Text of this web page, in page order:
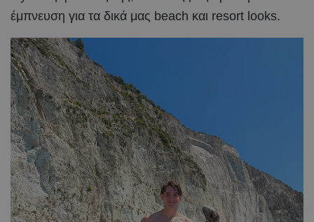
έμπνευση για τα δικά μας beach και resort looks.